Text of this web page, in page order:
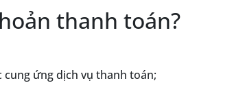
thanh toán?
ứng dịch vụ thanh toán;